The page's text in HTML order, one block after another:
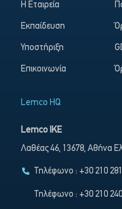
Η Εταιρεία
Εκπαίδευση
Υποστήριξη
Επικοινωνία
Lemco HQ
Lemco IKE
Λαθέας 46, 13678, Αθήνα
Τηλέφωνο : +30 210
Τηλέφωνο : +30 210